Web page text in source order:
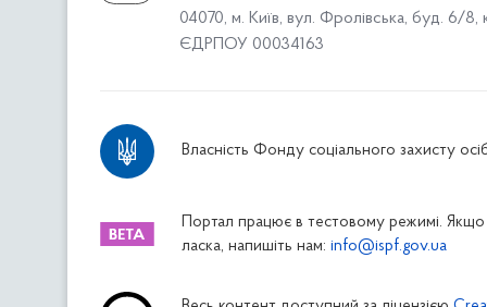
Структура Фонду
Територіальні відділення
Дніпропетровське відділення
Житомирське відділення
Закарпатське відділення
Запорізьке відділення
04070, м. Київ, вул. Фролівська, буд. 6/8,
ЄДРПОУ 00034163
Власність Фонду соціального захисту осіб
Портал працює в тестовому режимі. Якщо
ласка, напишіть нам: info@ispf.gov.ua